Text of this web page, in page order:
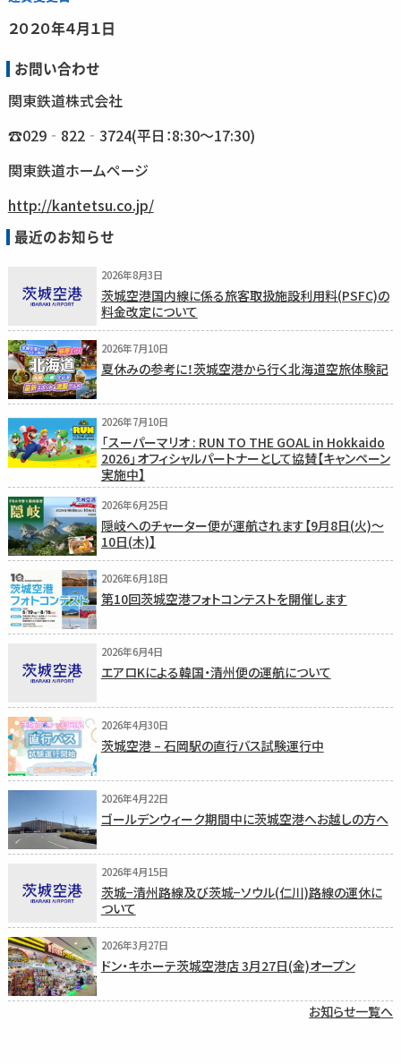
２０２０年４月１日
お問い合わせ
関東鉄道株式会社
☎029‐822‐3724(平日：8:30～17:30)
関東鉄道ホームページ
http://kantetsu.co.jp/
最近のお知らせ
2026年8月3日
茨城空港国内線に係る旅客取扱施設利用料(PSFC)の
料金改定について
2026年7月10日
夏休みの参考に！茨城空港から行く北海道空旅体験記
2026年7月10日
「スーパーマリオ : RUN TO THE GOAL in Hokkaido
2026」オフィシャルパートナーとして協賛【キャンペーン
実施中】
2026年6月25日
隠岐へのチャーター便が運航されます【9月8日(火)〜
10日(木)】
2026年6月18日
第10回茨城空港フォトコンテストを開催します
2026年6月4日
エアロKによる韓国・清州便の運航について
2026年4月30日
茨城空港 – 石岡駅の直行バス試験運行中
2026年4月22日
ゴールデンウィーク期間中に茨城空港へお越しの方へ
2026年4月15日
茨城−清州路線及び茨城−ソウル(仁川)路線の運休に
ついて
2026年3月27日
ドン・キホーテ茨城空港店 3月27日(金)オープン
お知らせ一覧へ